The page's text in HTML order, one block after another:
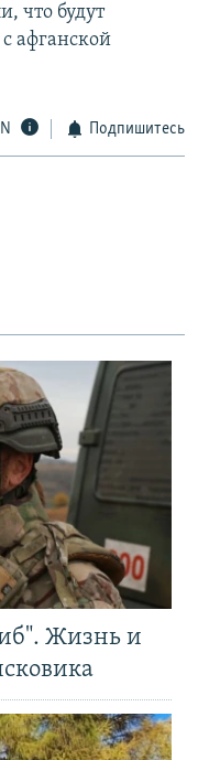
что будут
афганской
Подпишитесь
Жизнь и